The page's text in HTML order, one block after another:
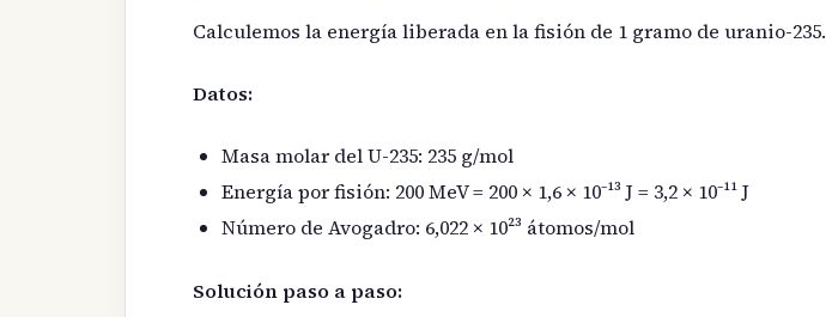
Calculemos la energía liberada en la fisión de 1 gramo de uranio-235.
Datos:
Masa molar del U-235: 235 g/mol
Energía por fisión: 200 MeV = 200 × 1,6 × 10⁻¹³ J = 3,2 × 10⁻¹¹ J
Número de Avogadro: 6,022 × 10²³ átomos/mol
Solución paso a paso: